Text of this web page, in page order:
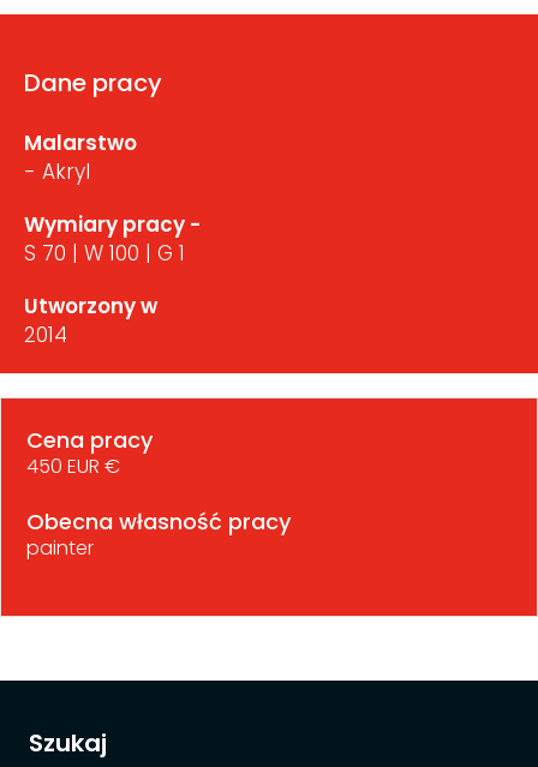
Szukaj
Dane pracy
Malarstwo
- Akryl
Wymiary pracy -
S 70 | W 100 | G 1
Utworzony w
2014
Cena pracy
450 EUR €
Obecna własność pracy
painter